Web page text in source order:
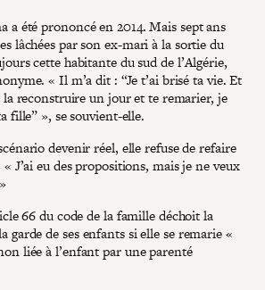
a été prononcé en 2014. Mais sept ans
lâchées par son ex-mari à la sortie du
cette habitante du sud de l’Algérie,
« Il m’a dit : “Je t’ai brisé ta vie. Et
reconstruire un jour et te remarier, je
fille” », se souvient-elle.
devenir réel, elle refuse de refaire
J’ai eu des propositions, mais je ne veux
66 du code de la famille déchoit la
garde de ses enfants si elle se remarie «
liée à l’enfant par une parenté